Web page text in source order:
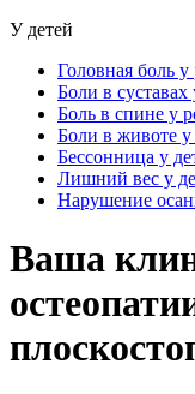
У детей
Головная боль у
Боли в суставах
Боль в спине у
Боли в животе у
Бессонница у
Лишний вес у
Нарушение
Ваша